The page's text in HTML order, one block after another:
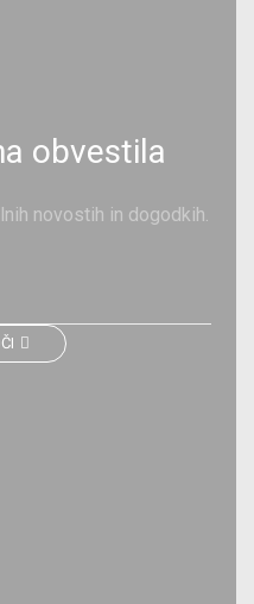
obvestila
novostih in dogodkih.